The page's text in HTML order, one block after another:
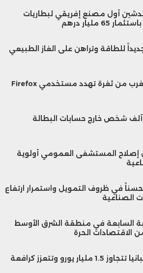
أول مصنع إفريقي لبطاريات
65 مليار درهم
للطاقة وتراهن على الغاز الطبيعي
تحذير أمني في المغرب من ثغرة تهدد مستخدمي Firefox
البنك الدولي : 884 ألف شخص خارج حسابات البطالة
إصلاح المستشفى العمومي أولوية
في ظروف التمويل واستمرار ارتفاع
الصناعية
السابعة في منطقة الشرق الأوسط
الاقتصادات الحرة
تحويلات مغاربة إسبانيا تتجاوز 1.5 مليار يورو وتتعزز كرافعة